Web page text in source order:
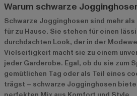
Warum schwarze
Schwarze Jogginghosen sind mehr als
für zu Hause. Sie stehen für einen
durchdachten Look, der in der
Vielseitigkeit macht sie zu einem
jeder Garderobe. Egal, ob du sie zum
gemütlichen Tag oder als Teil eines
trägst – schwarze Jogginghosen